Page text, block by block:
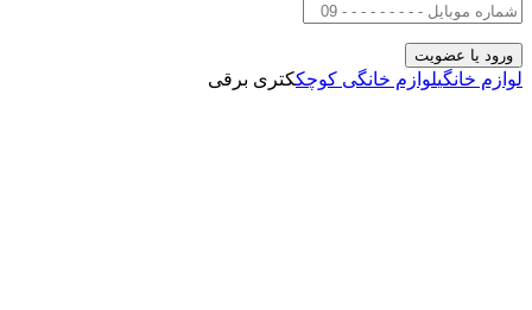
لوازم خانگیلوازم خانگی کوچککتری برقی